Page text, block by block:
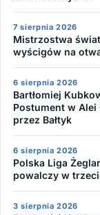
7 sierpnia 2026
Mistrzostwa
wyścigów na
6 sierpnia 2026
Bartłomiej
Postument w
przez Bałtyk
6 sierpnia 2026
Polska Liga
powalczy w
3 sierpnia 2026